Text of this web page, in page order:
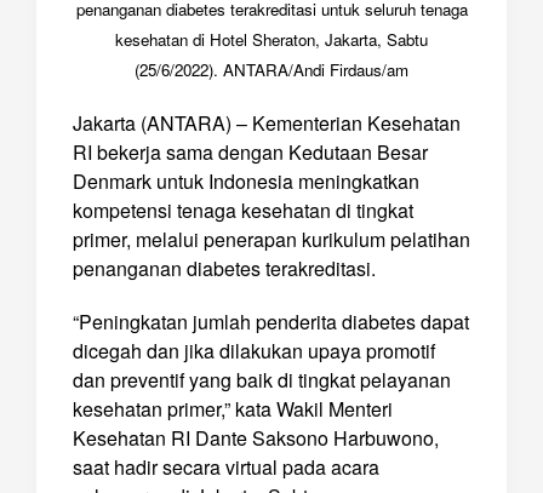
penanganan diabetes terakreditasi untuk seluruh tenaga
kesehatan di Hotel Sheraton, Jakarta, Sabtu
(25/6/2022). ANTARA/Andi Firdaus/am
Jakarta (ANTARA) – Kementerian Kesehatan
RI bekerja sama dengan Kedutaan Besar
Denmark untuk Indonesia meningkatkan
kompetensi tenaga kesehatan di tingkat
primer, melalui penerapan kurikulum pelatihan
penanganan diabetes terakreditasi.
“Peningkatan jumlah penderita diabetes dapat
dicegah dan jika dilakukan upaya promotif
dan preventif yang baik di tingkat pelayanan
kesehatan primer,” kata Wakil Menteri
Kesehatan RI Dante Saksono Harbuwono,
saat hadir secara virtual pada acara